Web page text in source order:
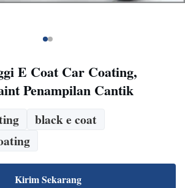
E Coat Car Coating,
Penampilan Cantik
black e coat
Kirim Sekarang